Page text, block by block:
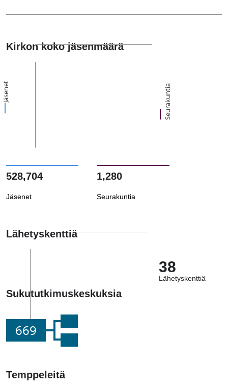
Kirkon koko jäsenmäärä
Jäsenet Seurakuntia
528,704
Jäsenet
1,280
Seurakuntia
Lähetyskenttiä
38
Lähetyskenttiä
Sukututkimuskeskuksia
669
Temppeleitä